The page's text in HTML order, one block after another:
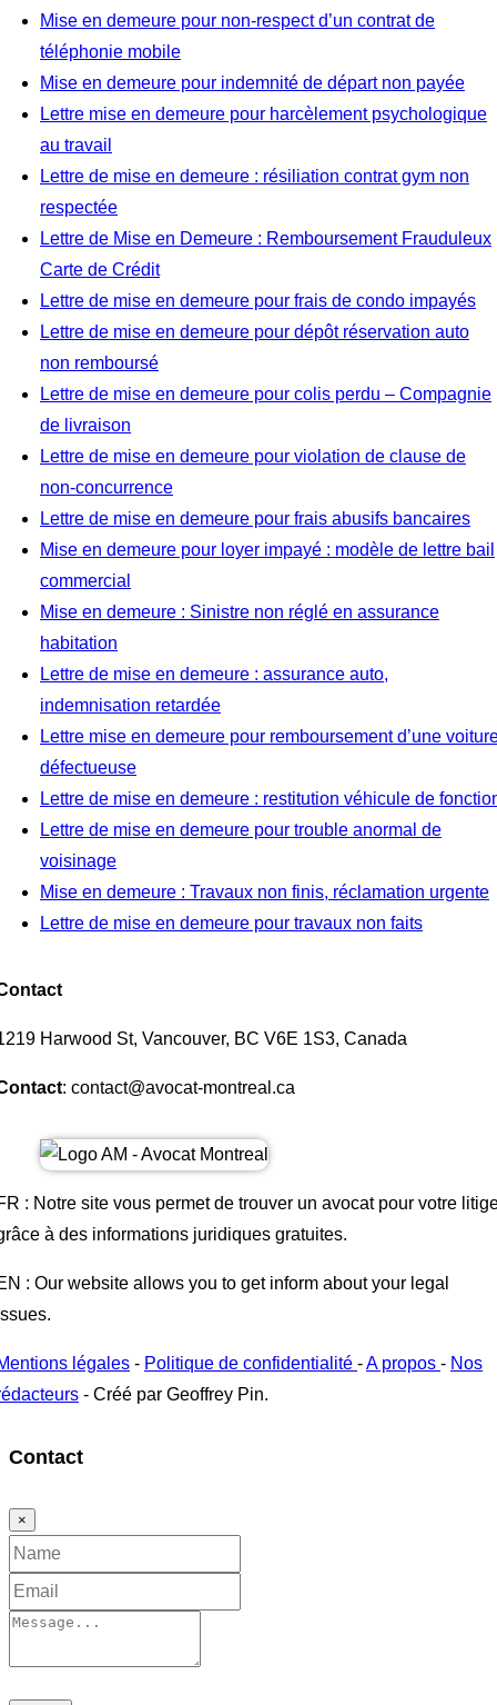
Mise en demeure pour non-respect d’un contrat de
téléphonie mobile
Mise en demeure pour indemnité de départ non payée
Lettre mise en demeure pour harcèlement psychologique
au travail
Lettre de mise en demeure : résiliation contrat gym non
respectée
Lettre de Mise en Demeure : Remboursement Frauduleux
Carte de Crédit
Lettre de mise en demeure pour frais de condo impayés
Lettre de mise en demeure pour dépôt réservation auto
non remboursé
Lettre de mise en demeure pour colis perdu – Compagnie
de livraison
Lettre de mise en demeure pour violation de clause de
non-concurrence
Lettre de mise en demeure pour frais abusifs bancaires
Mise en demeure pour loyer impayé : modèle de lettre bail
commercial
Mise en demeure : Sinistre non réglé en assurance
habitation
Lettre de mise en demeure : assurance auto,
indemnisation retardée
Lettre mise en demeure pour remboursement d’une
défectueuse
Lettre de mise en demeure : restitution véhicule de
Lettre de mise en demeure pour trouble anormal de
voisinage
Mise en demeure : Travaux non finis, réclamation urgente
Lettre de mise en demeure pour travaux non faits
Harwood St, Vancouver, BC V6E 1S3, Canada
: contact@avocat-montreal.ca
: Notre site vous permet de trouver un avocat pour votre
à des informations juridiques gratuites.
: Our website allows you to get inform about your legal
légales - Politique de confidentialité -A propos - Nos
- Créé par Geoffrey Pin.
Contact
×